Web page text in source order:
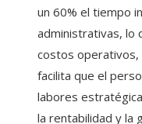
un 60% el tiempo
administrativas, lo
costos operativos,
facilita que el
labores
la rentabilidad y la